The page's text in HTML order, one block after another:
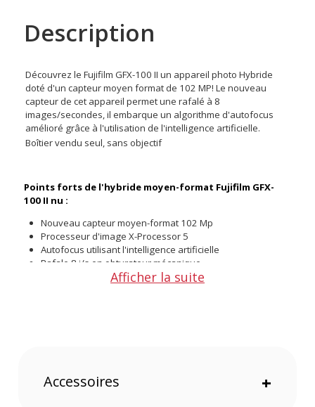
Description
Découvrez le Fujifilm GFX-100 II un appareil photo Hybride
doté d'un capteur moyen format de 102 MP! Le nouveau
capteur de cet appareil permet une rafalé à 8
images/secondes, il embarque un algorithme d'autofocus
amélioré grâce à l'utilisation de l'intelligence artificielle.
Boîtier vendu seul, sans objectif
Points forts de l'hybride moyen-format Fujifilm GFX-
100 II nu :
Nouveau capteur moyen-format 102 Mp
Processeur d'image X-Processor 5
Autofocus utilisant l'intelligence artificielle
Rafale 8 i/s en obturateur mécanique
Stabilisation d'image sur 5 axes
Afficher la suite
Accessoires +